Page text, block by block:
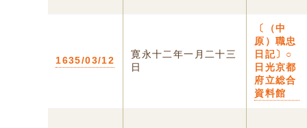
1635/03/12
寛永十二年一月二十三
日
〔（中
原）職忠
日記〕○
日光京都
府立総合
資料館